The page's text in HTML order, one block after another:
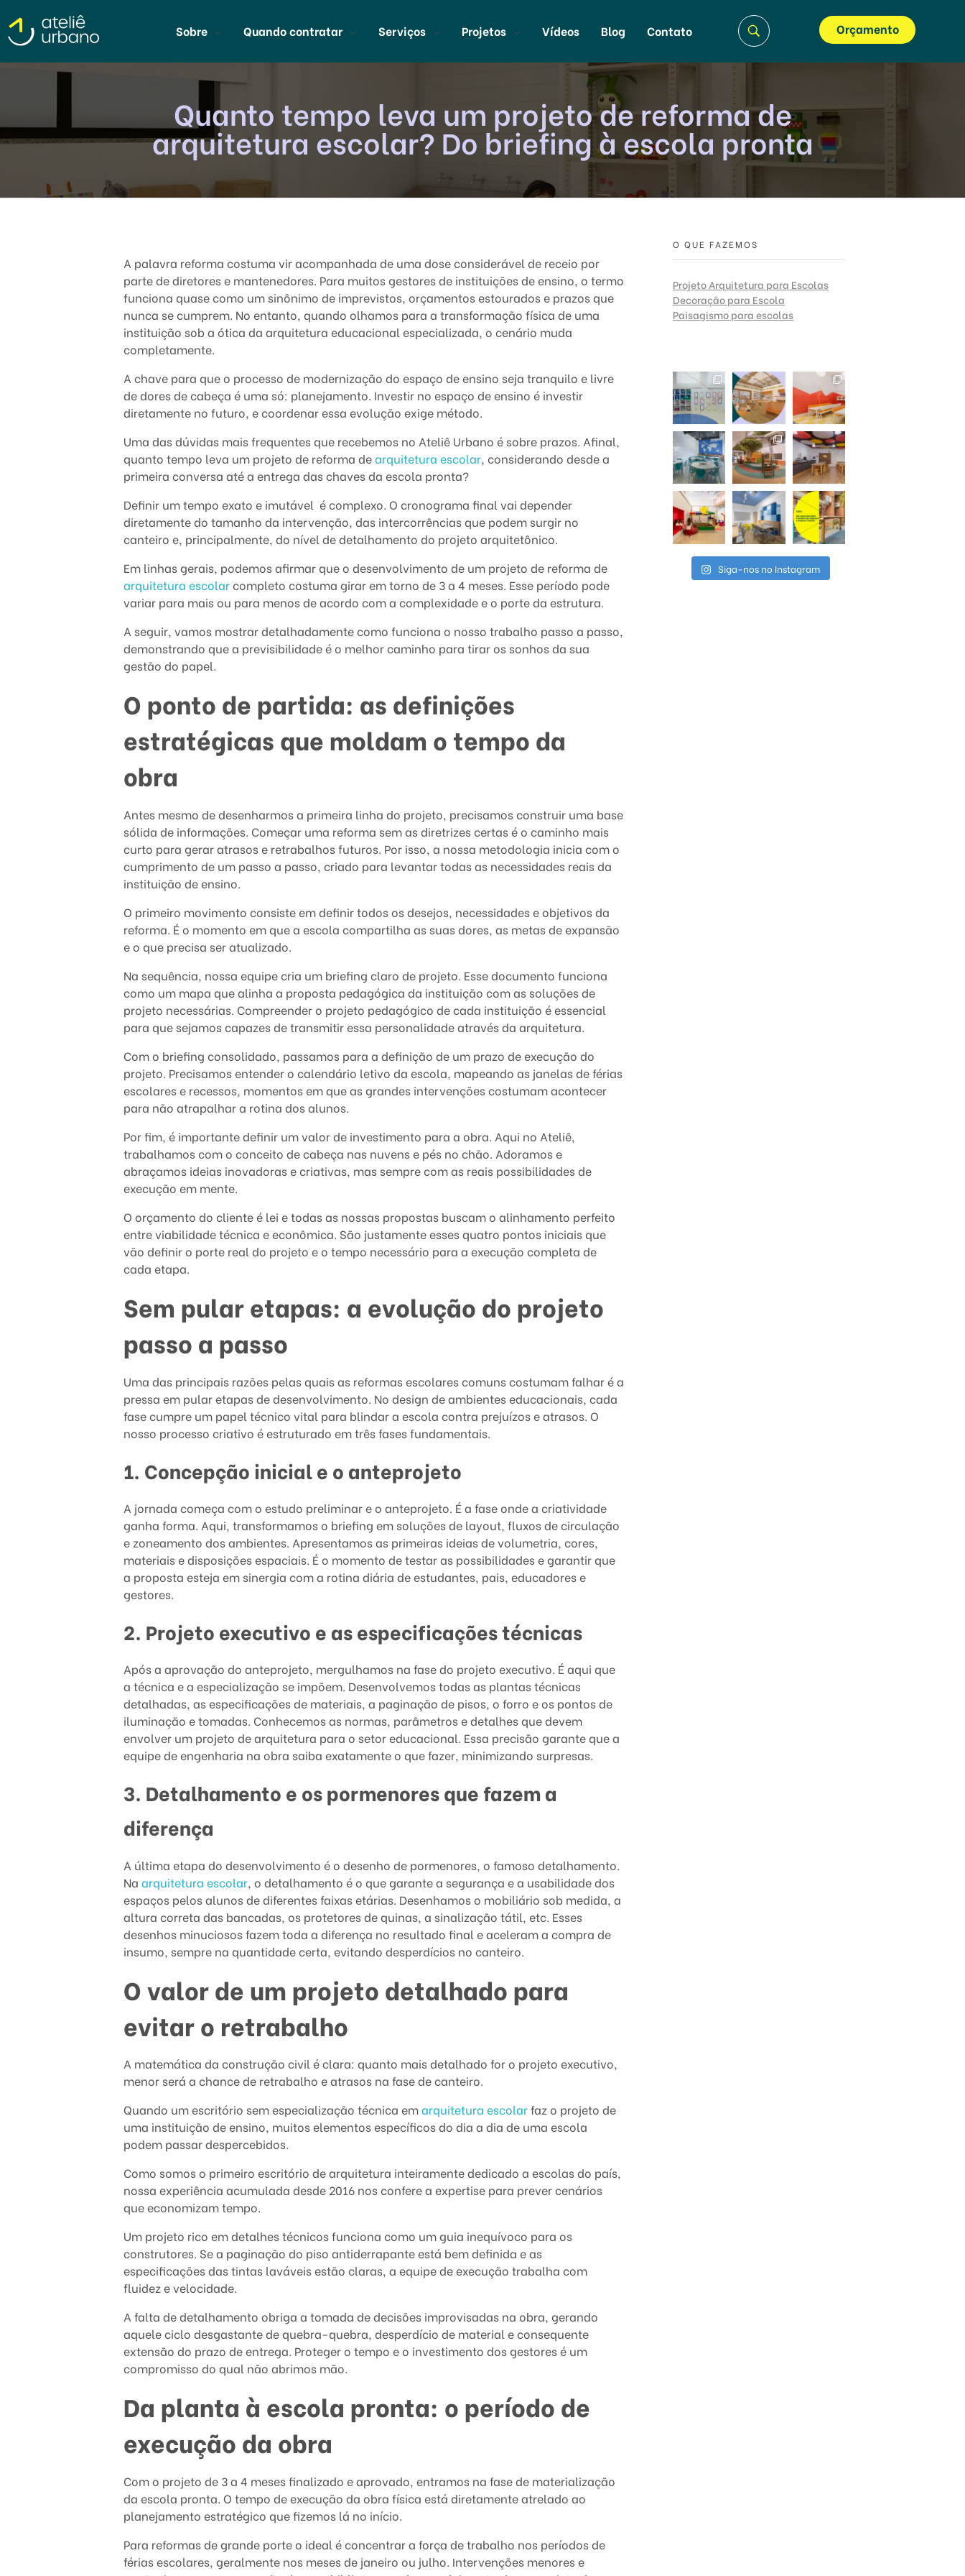
Sobre Quando contratar Serviços Projetos Vídeos Blog Contato Orçamento
Quanto tempo leva um projeto de reforma de
arquitetura escolar? Do briefing à escola pronta
Q
u
a
n
t
o
t
e
m
p
l
e
v
a
u
m
p
o
j
e
t
o
d
e
r
e
f
o
r
m
a
d
e
a
r
q
u
i
t
t
u
r
e
s
c
o
l
a
r
?
D
o
b
r
i
e
f
i
n
g
à
e
s
c
o
l
a
p
o
n
t
a
A palavra reforma costuma vir acompanhada de uma dose considerável de receio por
parte de diretores e mantenedores. Para muitos gestores de instituições de ensino, o termo
funciona quase como um sinônimo de imprevistos, orçamentos estourados e prazos que
nunca se cumprem. No entanto, quando olhamos para a transformação física de uma
instituição sob a ótica da arquitetura educacional especializada, o cenário muda
completamente.
A chave para que o processo de modernização do espaço de ensino seja tranquilo e livre
de dores de cabeça é uma só: planejamento. Investir no espaço de ensino é investir
diretamente no futuro, e coordenar essa evolução exige método.
Uma das dúvidas mais frequentes que recebemos no Ateliê Urbano é sobre prazos. Afinal,
quanto tempo leva um projeto de reforma dearquitetura escolar, considerando desde a
primeira conversa até a entrega das chaves da escola pronta?
Definir um tempo exato e imutável é complexo. O cronograma final vai depender
diretamente do tamanho da intervenção, das intercorrências que podem surgir no
canteiro e, principalmente, do nível de detalhamento do projeto arquitetônico.
Em linhas gerais, podemos afirmar que o desenvolvimento de um projeto de reforma de
arquitetura escolarcompleto costuma girar em torno de 3 a 4 meses. Esse período pode
variar para mais ou para menos de acordo com a complexidade e o porte da estrutura.
A seguir, vamos mostrar detalhadamente como funciona o nosso trabalho passo a passo,
demonstrando que a previsibilidade é o melhor caminho para tirar os sonhos da sua
gestão do papel.
O ponto de partida: as definições
estratégicas que moldam o tempo da
obra
Antes mesmo de desenharmos a primeira linha do projeto, precisamos construir uma base
sólida de informações. Começar uma reforma sem as diretrizes certas é o caminho mais
curto para gerar atrasos e retrabalhos futuros. Por isso, a nossa metodologia inicia com o
cumprimento de um passo a passo, criado para levantar todas as necessidades reais da
instituição de ensino.
O primeiro movimento consiste em definir todos os desejos, necessidades e objetivos da
reforma. É o momento em que a escola compartilha as suas dores, as metas de expansão
e o que precisa ser atualizado.
Na sequência, nossa equipe cria um briefing claro de projeto. Esse documento funciona
como um mapa que alinha a proposta pedagógica da instituição com as soluções de
projeto necessárias. Compreender o projeto pedagógico de cada instituição é essencial
para que sejamos capazes de transmitir essa personalidade através da arquitetura.
Com o briefing consolidado, passamos para a definição de um prazo de execução do
projeto. Precisamos entender o calendário letivo da escola, mapeando as janelas de férias
escolares e recessos, momentos em que as grandes intervenções costumam acontecer
para não atrapalhar a rotina dos alunos.
Por fim, é importante definir um valor de investimento para a obra. Aqui no Ateliê,
trabalhamos com o conceito de cabeça nas nuvens e pés no chão. Adoramos e
abraçamos ideias inovadoras e criativas, mas sempre com as reais possibilidades de
execução em mente.
O orçamento do cliente é lei e todas as nossas propostas buscam o alinhamento perfeito
entre viabilidade técnica e econômica. São justamente esses quatro pontos iniciais que
vão definir o porte real do projeto e o tempo necessário para a execução completa de
cada etapa.
Sem pular etapas: a evolução do projeto
passo a passo
Uma das principais razões pelas quais as reformas escolares comuns costumam falhar é a
pressa em pular etapas de desenvolvimento. No design de ambientes educacionais, cada
fase cumpre um papel técnico vital para blindar a escola contra prejuízos e atrasos. O
nosso processo criativo é estruturado em três fases fundamentais.
1. Concepção inicial e o anteprojeto
A jornada começa com o estudo preliminar e o anteprojeto. É a fase onde a criatividade
ganha forma. Aqui, transformamos o briefing em soluções de layout, fluxos de circulação
e zoneamento dos ambientes. Apresentamos as primeiras ideias de volumetria, cores,
materiais e disposições espaciais. É o momento de testar as possibilidades e garantir que
a proposta esteja em sinergia com a rotina diária de estudantes, pais, educadores e
gestores.
2. Projeto executivo e as especificações técnicas
Após a aprovação do anteprojeto, mergulhamos na fase do projeto executivo. É aqui que
a técnica e a especialização se impõem. Desenvolvemos todas as plantas técnicas
detalhadas, as especificações de materiais, a paginação de pisos, o forro e os pontos de
iluminação e tomadas. Conhecemos as normas, parâmetros e detalhes que devem
envolver um projeto de arquitetura para o setor educacional. Essa precisão garante que a
equipe de engenharia na obra saiba exatamente o que fazer, minimizando surpresas.
3. Detalhamento e os pormenores que fazem a
diferença
A última etapa do desenvolvimento é o desenho de pormenores, o famoso detalhamento.
Na arquitetura escolar , o detalhamento é o que garante a segurança e a usabilidade dos
espaços pelos alunos de diferentes faixas etárias. Desenhamos o mobiliário sob medida, a
altura correta das bancadas, os protetores de quinas, a sinalização tátil, etc. Esses
desenhos minuciosos fazem toda a diferença no resultado final e aceleram a compra de
insumo, sempre na quantidade certa, evitando desperdícios no canteiro.
O valor de um projeto detalhado para
evitar o retrabalho
A matemática da construção civil é clara: quanto mais detalhado for o projeto executivo,
menor será a chance de retrabalho e atrasos na fase de canteiro.
Quando um escritório sem especialização técnica emarquitetura escolarfaz o projeto de
uma instituição de ensino, muitos elementos específicos do dia a dia de uma escola
podem passar despercebidos.
Como somos o primeiro escritório de arquitetura inteiramente dedicado a escolas do país,
nossa experiência acumulada desde 2016 nos confere a expertise para prever cenários
que economizam tempo.
Um projeto rico em detalhes técnicos funciona como um guia inequívoco para os
construtores. Se a paginação do piso antiderrapante está bem definida e as
especificações das tintas laváveis estão claras, a equipe de execução trabalha com
fluidez e velocidade.
A falta de detalhamento obriga a tomada de decisões improvisadas na obra, gerando
aquele ciclo desgastante de quebra-quebra, desperdício de material e consequente
extensão do prazo de entrega. Proteger o tempo e o investimento dos gestores é um
compromisso do qual não abrimos mão.
Da planta à escola pronta: o período de
execução da obra
Com o projeto de 3 a 4 meses finalizado e aprovado, entramos na fase de materialização
da escola pronta. O tempo de execução da obra física está diretamente atrelado ao
planejamento estratégico que fizemos lá no início.
Para reformas de grande porte o ideal é concentrar a força de trabalho nos períodos de
férias escolares, geralmente nos meses de janeiro ou julho. Intervenções menores e
O QUE FAZEMOS
Projeto Arquitetura para Escolas
Decoração para Escola
Paisagismo para escolas
Siga-nos no Instagram